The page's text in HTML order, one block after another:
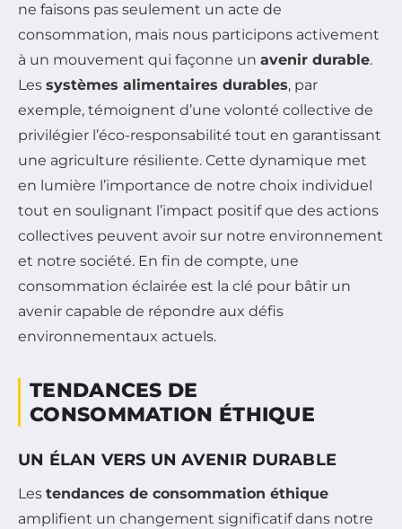
ne faisons pas seulement un acte de
consommation, mais nous participons activement
à un mouvement qui façonne un avenir durable.
Les systèmes alimentaires durables, par
exemple, témoignent d’une volonté collective de
privilégier l’éco-responsabilité tout en garantissant
une agriculture résiliente. Cette dynamique met
en lumière l’importance de notre choix individuel
tout en soulignant l’impact positif que des actions
collectives peuvent avoir sur notre environnement
et notre société. En fin de compte, une
consommation éclairée est la clé pour bâtir un
avenir capable de répondre aux défis
environnementaux actuels.
TENDANCES DE
CONSOMMATION ÉTHIQUE
UN ÉLAN VERS UN AVENIR DURABLE
Les tendances de consommation éthique
amplifient un changement significatif dans notre